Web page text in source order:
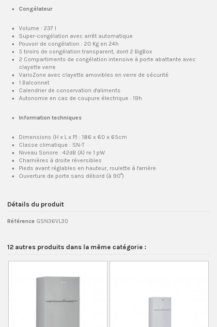
Congélateur
Volume : 237 I
Super-congélation avec arrêt automatique
Pouvoir de congélation : 20 Kg en 24h
5 tiroirs de congélation transparent, dont 2 BigBox
2 Compartiments de congélation intensive à porte abattante avec
clayette verre
VarioZone avec clayette amovibles en verre de sécurité
1 Balconnet
Calendrier de conservation d'aliments
Autonomie en cas de coupure électrique : 19h
Information techniques
Dimensions (H x L x P) : 186 x 60 x 65cm
Classe climatique : SN-T
Niveau Sonore : 42dB (A) re 1 pW
Charnières à droite réversibles
Pieds avant réglables en hauteur, roulette à l'arrière
Ouverture de porte sans débord (à 90°)
Détails du produit
Référence GSN36VL30
12 autres produits dans la même catégorie :